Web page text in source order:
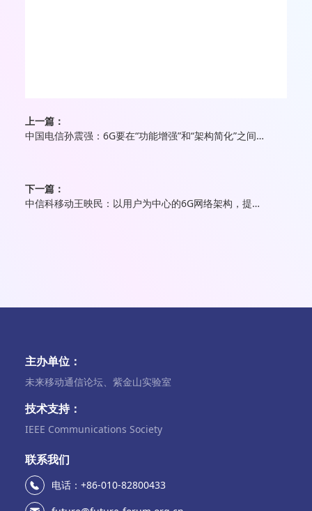
上一篇：
中国电信孙震强：6G要在“功能增强”和“架构简化”之间找到平衡
下一篇：
中信科移动王映民：以用户为中心的6G网络架构，提供极致体验
主办单位：
未来移动通信论坛、紫金山实验室
技术支持：
IEEE Communications Society
联系我们
电话：+86-010-82800433